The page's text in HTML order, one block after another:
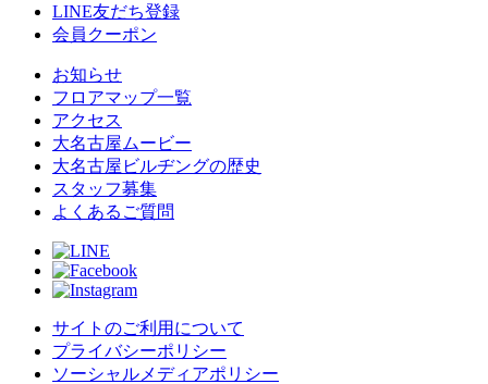
LINE友だち登録
会員クーポン
お知らせ
フロアマップ一覧
アクセス
大名古屋ムービー
大名古屋ビルヂングの歴史
スタッフ募集
よくあるご質問
サイトのご利用について
プライバシーポリシー
ソーシャルメディアポリシー